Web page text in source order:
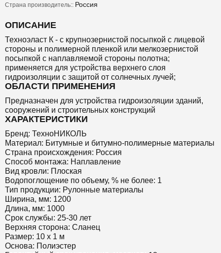
Страна производитель:: Россия
ОПИСАНИЕ
Техноэласт К - с крупнозернистой посыпкой с лицевой
стороны и полимерной пленкой или мелкозернистой
посыпкой с наплавляемой стороны полотна;
применяется для устройства верхнего слоя
гидроизоляции с защитой от солнечных лучей;
ОБЛАСТИ ПРИМЕНЕНИЯ
Предназначен для устройства гидроизоляции зданий,
сооружений и строительных конструкций
ХАРАКТЕРИСТИКИ
Бренд: ТехноНИКОЛЬ
Материал: Битумные и битумно-полимерные материалы
Страна происхождения: Россия
Способ монтажа: Наплавление
Вид кровли: Плоская
Водопоглощение по объему, % не более: 1
Тип продукции: Рулонные материалы
Ширина, мм: 1200
Длина, мм: 1000
Срок службы: 25-30 лет
Верхняя сторона: Сланец
Размер: 10 х 1 м
Основа: Полиэстер